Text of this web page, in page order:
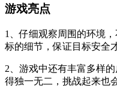
游戏亮点
1、仔细观察周围的环境
标的细节，保证目标安全
2、游戏中还有丰富多样
得独一无二，挑战起来也